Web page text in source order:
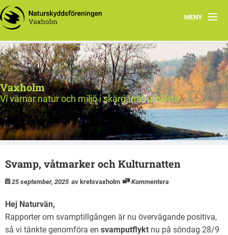
MENY
Välkommen!
Nyheter
Verksamhet
Natur & miljö
Om oss
Vaxholm
Vi värnar natur och miljö i skärgårdens hjärta
Svamp, våtmarker och Kulturnatten
25 september, 2025 av kretsvaxholm Kommentera
Hej Naturvän,
Rapporter om svamptillgången är nu övervägande positiva,
så vi tänkte genomföra en svamputflykt nu på söndag 28/9